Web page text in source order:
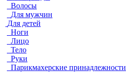
Волосы
Для мужчин
Для детей
Ноги
Лицо
Тело
Руки
Парикмахерские принадлежности